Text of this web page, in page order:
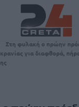
Στη φυλακή ο πρώην
για διαφθορά,